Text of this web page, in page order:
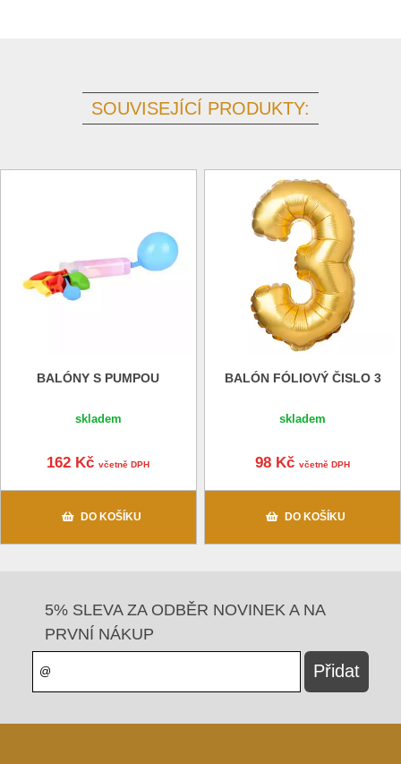
SOUVISEJÍCÍ PRODUKTY:
BALÓNY S PUMPOU
skladem
162 Kčvčetně DPH
DO KOŠÍKU
BALÓN FÓLIOVÝ ČISLO 3
skladem
98 Kčvčetně DPH
DO KOŠÍKU
5% SLEVA ZA ODBĚR NOVINEK A NA
PRVNÍ NÁKUP